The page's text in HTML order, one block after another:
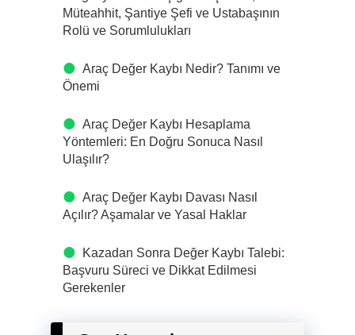
Müteahhit, Şantiye Şefi ve Ustabaşının
Rolü ve Sorumlulukları
Araç Değer Kaybı Nedir? Tanımı ve
Önemi
Araç Değer Kaybı Hesaplama
Yöntemleri: En Doğru Sonuca Nasıl
Ulaşılır?
Araç Değer Kaybı Davası Nasıl
Açılır? Aşamalar ve Yasal Haklar
Kazadan Sonra Değer Kaybı Talebi:
Başvuru Süreci ve Dikkat Edilmesi
Gerekenler